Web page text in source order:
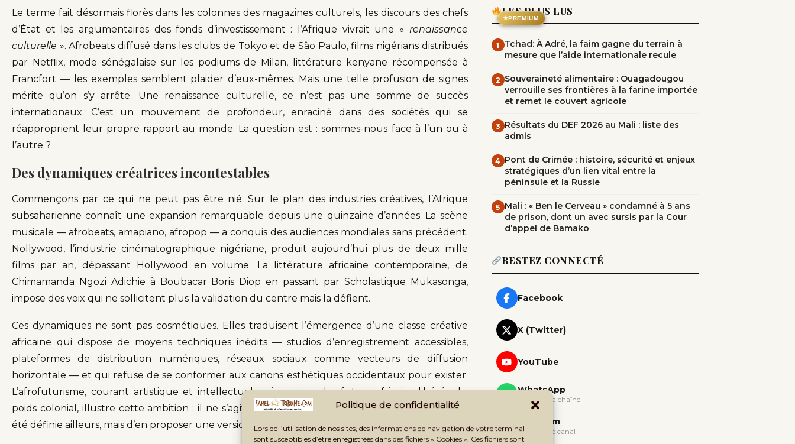
Politique de confidentialité
Lors de l’utilisation de nos sites, des informations de navigation de votre terminal
sont susceptibles d’être enregistrées dans des fichiers « Cookies ». Ces fichiers sont
Le terme fait désormais florès dans les colonnes des magazines culturels, les discours des chefs
d’État et les argumentaires des fonds d’investissement : l’Afrique vivrait une « renaissance
culturelle ». Afrobeats diffusé dans les clubs de Tokyo et de São Paulo, films nigérians distribués
par Netflix, mode sénégalaise sur les podiums de Milan, littérature kenyane récompensée à
Francfort — les exemples semblent plaider d’eux-mêmes. Mais une telle profusion de signes
mérite qu’on s’y arrête. Une renaissance culturelle, ce n’est pas une somme de succès
internationaux. C’est un mouvement de profondeur, enraciné dans des sociétés qui se
réapproprient leur propre rapport au monde. La question est : sommes-nous face à l’un ou à
l’autre ?
Des dynamiques créatrices incontestables
Commençons par ce qui ne peut pas être nié. Sur le plan des industries créatives, l’Afrique
subsaharienne connaît une expansion remarquable depuis une quinzaine d’années. La scène
musicale — afrobeats, amapiano, afropop — a conquis des audiences mondiales sans précédent.
Nollywood, l’industrie cinématographique nigériane, produit aujourd’hui plus de deux mille
films par an, dépassant Hollywood en volume. La littérature africaine contemporaine, de
Chimamanda Ngozi Adichie à Boubacar Boris Diop en passant par Scholastique Mukasonga,
impose des voix qui ne sollicitent plus la validation du centre mais la défient.
Ces dynamiques ne sont pas cosmétiques. Elles traduisent l’émergence d’une classe créative
africaine qui dispose de moyens techniques inédits — studios d’enregistrement accessibles,
plateformes de distribution numériques, réseaux sociaux comme vecteurs de diffusion
horizontale — et qui refuse de se conformer aux canons esthétiques occidentaux pour exister.
L’afrofuturisme, courant artistique et intellectuel qui imagine des futurs africains libérés du
poids colonial, illustre cette ambition : il ne s’agit plus de rattraper la modernité telle qu’elle a
été définie ailleurs, mais d’en proposer une version propre.
★PREMIUM
LES PLUS LUS
1
Tchad: À Adré, la faim gagne du terrain à
mesure que l’aide internationale recule
2 Souveraineté alimentaire : Ouagadougou
verrouille ses frontières à la farine importée
et remet le couvert agricole
3 Résultats du DEF 2026 au Mali : liste des
admis
4 Pont de Crimée : histoire, sécurité et enjeux
stratégiques d’un lien vital entre la
péninsule et la Russie
5 Mali : « Ben le Cerveau » condamné à 5 ans
de prison, dont un avec sursis par la Cour
d’appel de Bamako
RESTEZ CONNECTÉ
Facebook
X (Twitter)
YouTube
WhatsApp
Rejoindre la chaîne
Telegram
Rejoindre le canal